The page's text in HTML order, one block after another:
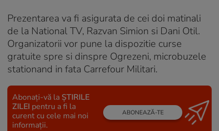
Prezentarea va fi asigurata de cei doi matinali
de la National TV, Razvan Simion si Dani Otil.
Organizatorii vor pune la dispozitie curse
gratuite spre si dinspre Ogrezeni, microbuzele
stationand in fata Carrefour Militari.
Abonați-vă la ȘTIRILE
ZILEI pentru a fi la
curent cu cele mai noi
informații.
ABONEAZĂ-TE